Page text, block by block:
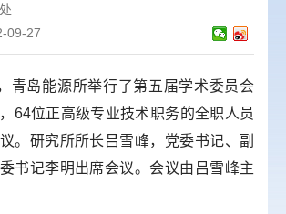
09-27
青岛能源所举行了第五届学术委员会
64位正高级专业技术职务的全职人员
。研究所所长吕雪峰，党委书记、副
书记李明出席会议。会议由吕雪峰主